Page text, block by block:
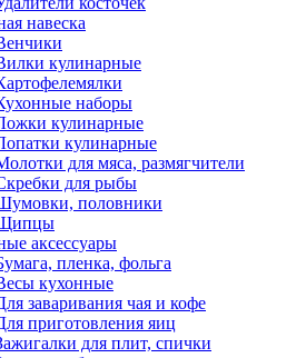
навеска
кулинарные
наборы
кулинарные
кулинарные
для мяса, размягчители
для рыбы
половники
аксессуары
пленка, фольга
кухонные
заваривания чая и кофе
приготовления яиц
для плит, спички